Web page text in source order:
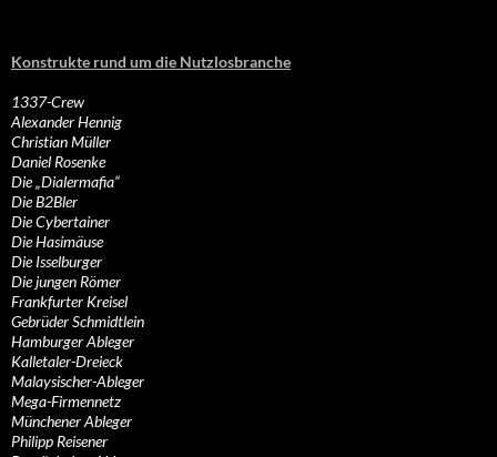
Konstrukte rund um die Nutzlosbranche
1337-Crew
Alexander Hennig
Christian Müller
Daniel Rosenke
Die „Dialermafia“
Die B2Bler
Die Cybertainer
Die Hasimäuse
Die Isselburger
Die jungen Römer
Frankfurter Kreisel
Gebrüder Schmidtlein
Hamburger Ableger
Kalletaler-Dreieck
Malaysischer-Ableger
Mega-Firmennetz
Münchener Ableger
Philipp Reisener